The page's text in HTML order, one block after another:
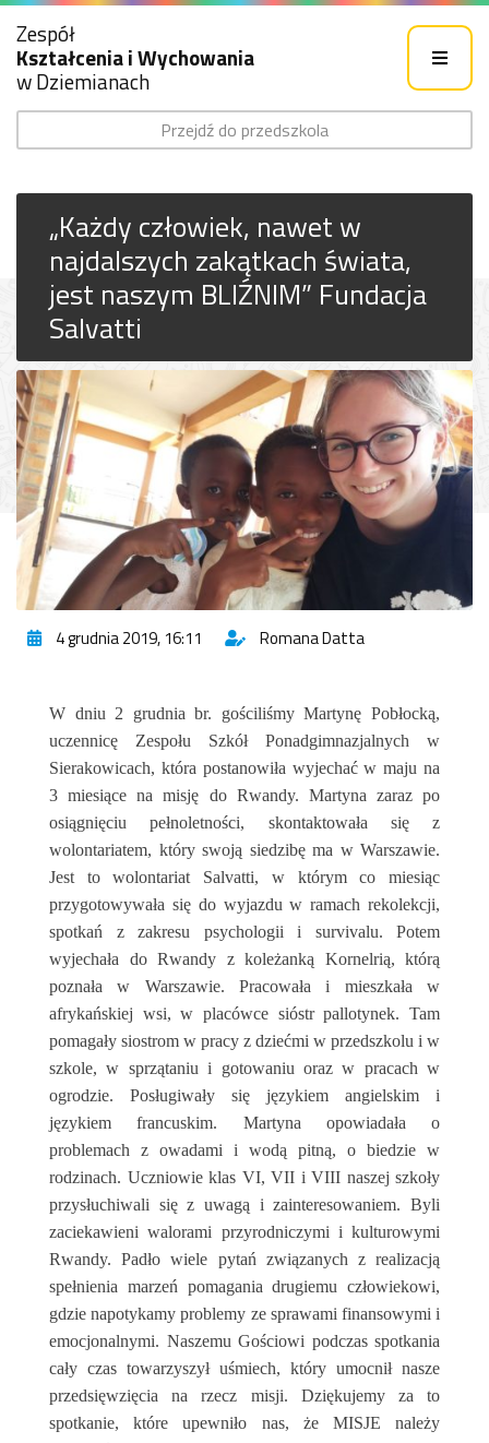
Zespół
Kształcenia i Wychowania
w Dziemianach
Przejdź do przedszkola
„Każdy człowiek, nawet w
najdalszych zakątkach świata,
jest naszym BLIŹNIM” Fundacja
Salvatti
4 grudnia 2019, 16:11 Romana Datta
W dniu 2 grudnia br. gościliśmy Martynę Pobłocką,
uczennicę Zespołu Szkół Ponadgimnazjalnych w
Sierakowicach, która postanowiła wyjechać w maju na
3 miesiące na misję do Rwandy. Martyna zaraz po
osiągnięciu pełnoletności, skontaktowała się z
wolontariatem, który swoją siedzibę ma w Warszawie.
Jest to wolontariat Salvatti, w którym co miesiąc
przygotowywała się do wyjazdu w ramach rekolekcji,
spotkań z zakresu psychologii i survivalu. Potem
wyjechała do Rwandy z koleżanką Kornelrią, którą
poznała w Warszawie. Pracowała i mieszkała w
afrykańskiej wsi, w placówce sióstr pallotynek. Tam
pomagały siostrom w pracy z dziećmi w przedszkolu i w
szkole, w sprzątaniu i gotowaniu oraz w pracach w
ogrodzie. Posługiwały się językiem angielskim i
językiem francuskim. Martyna opowiadała o
problemach z owadami i wodą pitną, o biedzie w
rodzinach. Uczniowie klas VI, VII i VIII naszej szkoły
przysłuchiwali się z uwagą i zainteresowaniem. Byli
zaciekawieni walorami przyrodniczymi i kulturowymi
Rwandy. Padło wiele pytań związanych z realizacją
spełnienia marzeń pomagania drugiemu człowiekowi,
gdzie napotykamy problemy ze sprawami finansowymi i
emocjonalnymi. Naszemu Gościowi podczas spotkania
cały czas towarzyszył uśmiech, który umocnił nasze
przedsięwzięcia na rzecz misji. Dziękujemy za to
spotkanie, które upewniło nas, że MISJE należy